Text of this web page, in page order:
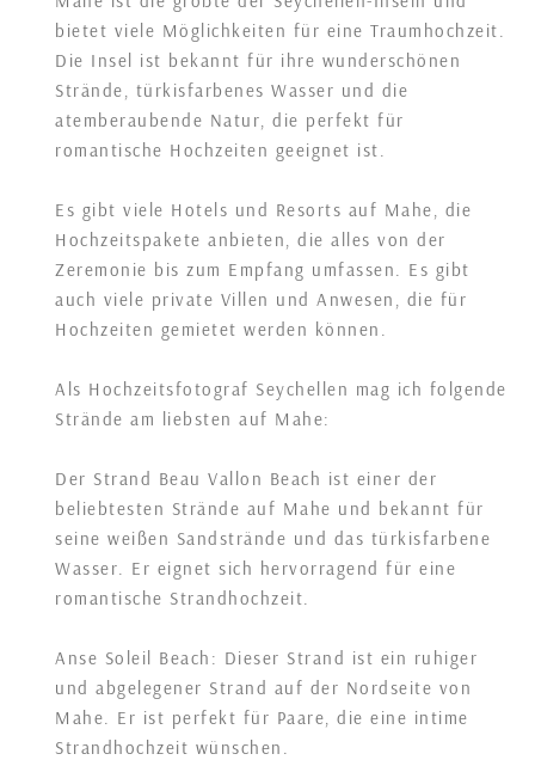
bietet viele Möglichkeiten für eine Traumhochzeit.
Die Insel ist bekannt für ihre wunderschönen
Strände, türkisfarbenes Wasser und die
atemberaubende Natur, die perfekt für
romantische Hochzeiten geeignet ist.
Es gibt viele Hotels und Resorts auf Mahe, die
Hochzeitspakete anbieten, die alles von der
Zeremonie bis zum Empfang umfassen. Es gibt
auch viele private Villen und Anwesen, die für
Hochzeiten gemietet werden können.
Als Hochzeitsfotograf Seychellen mag ich folgende
Strände am liebsten auf Mahe:
Der Strand Beau Vallon Beach ist einer der
beliebtesten Strände auf Mahe und bekannt für
seine weißen Sandstrände und das türkisfarbene
Wasser. Er eignet sich hervorragend für eine
romantische Strandhochzeit.
Anse Soleil Beach: Dieser Strand ist ein ruhiger
und abgelegener Strand auf der Nordseite von
Mahe. Er ist perfekt für Paare, die eine intime
Strandhochzeit wünschen.